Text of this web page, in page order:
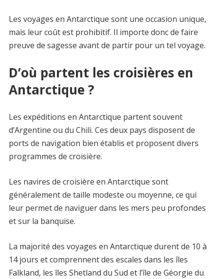
Les voyages en Antarctique sont une occasion unique,
mais leur coût est prohibitif. Il importe donc de faire
preuve de sagesse avant de partir pour un tel voyage.
D’où partent les croisières en
Antarctique ?
Les expéditions en Antarctique partent souvent
d’Argentine ou du Chili. Ces deux pays disposent de
ports de navigation bien établis et proposent divers
programmes de croisière.
Les navires de croisière en Antarctique sont
généralement de taille modeste ou moyenne, ce qui
leur permet de naviguer dans les mers peu profondes
et sur la banquise.
La majorité des voyages en Antarctique durent de 10 à
14 jours et comprennent des escales dans les îles
Falkland, les îles Shetland du Sud et l’île de Géorgie du